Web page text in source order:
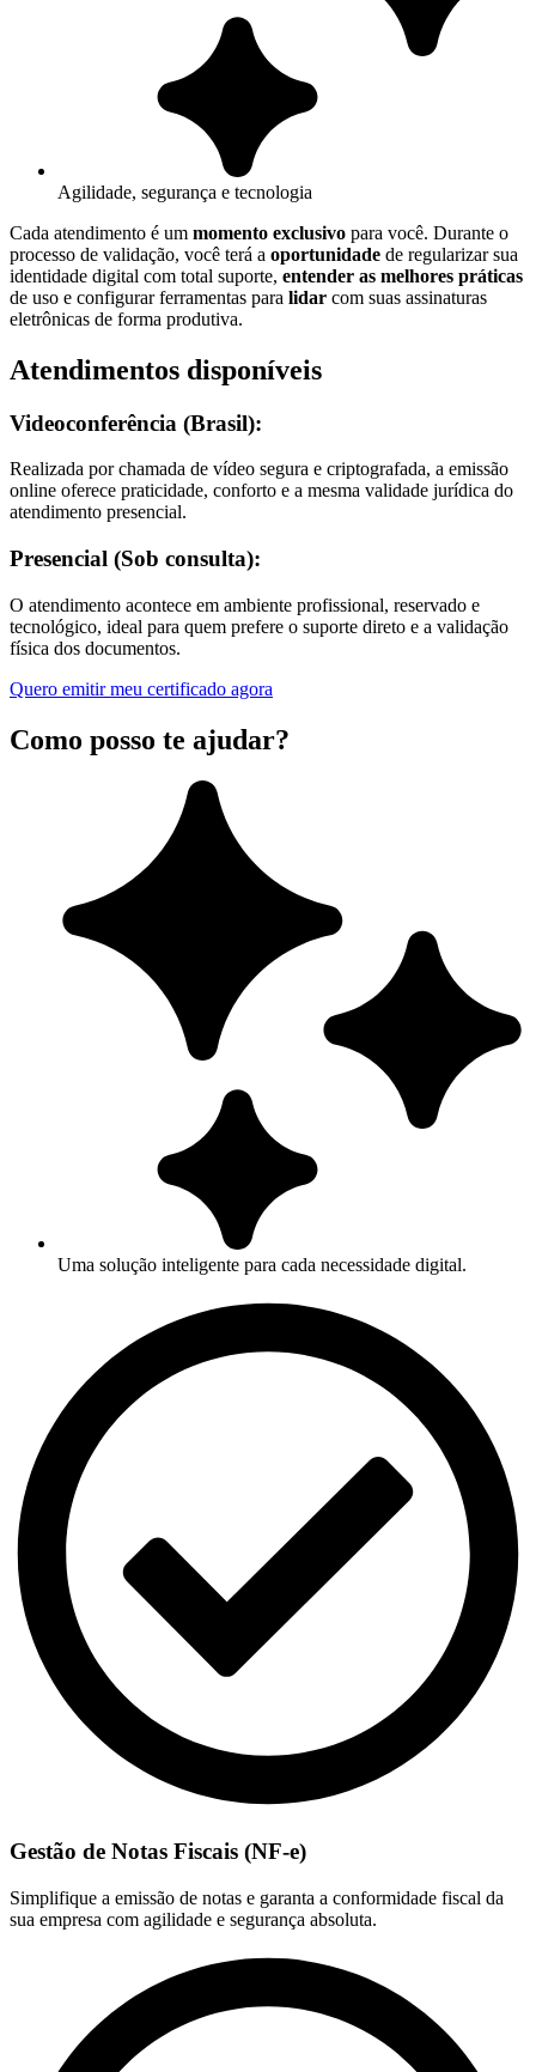
Agilidade, segurança e tecnologia
Cada atendimento é um momento exclusivo para você. Durante o
processo de validação, você terá a oportunidade de regularizar sua
identidade digital com total suporte, entender as melhores práticas
de uso e configurar ferramentas para lidar com suas assinaturas
eletrônicas de forma produtiva.
Atendimentos disponíveis
Videoconferência (Brasil):
Realizada por chamada de vídeo segura e criptografada, a emissão
online oferece praticidade, conforto e a mesma validade jurídica do
atendimento presencial.
Presencial (Sob consulta):
O atendimento acontece em ambiente profissional, reservado e
tecnológico, ideal para quem prefere o suporte direto e a validação
física dos documentos.
Quero emitir meu certificado agora
Como posso te ajudar?
Uma solução inteligente para cada necessidade digital.
Gestão de Notas Fiscais (NF-e)
Simplifique a emissão de notas e garanta a conformidade fiscal da
sua empresa com agilidade e segurança absoluta.